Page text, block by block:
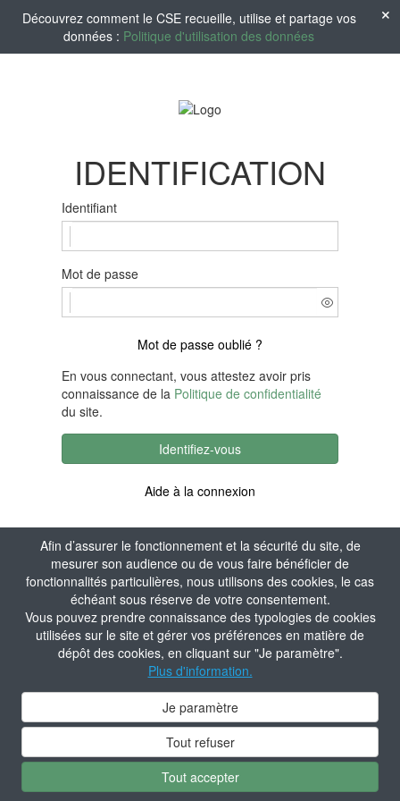
Afin d’assurer le fonctionnement et la sécurité du site, de
mesurer son audience ou de vous faire bénéficier de
fonctionnalités particulières, nous utilisons des cookies, le cas
échéant sous réserve de votre consentement.
Vous pouvez prendre connaissance des typologies de cookies
utilisées sur le site et gérer vos préférences en matière de
dépôt des cookies, en cliquant sur "Je paramètre".
Plus d'information.
Je paramètre
Tout refuser
Tout accepter
Découvrez comment le CSE recueille, utilise et partage vos
données : Politique d'utilisation des données
IDENTIFICATION
Identifiant
Mot de passe
Mot de passe oublié ?
En vous connectant, vous attestez avoir pris
connaissance de la Politique de confidentialité
du site.
Identifiez-vous
Aide à la connexion